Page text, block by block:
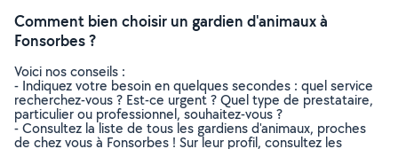
Comment bien choisir un gardien d'animaux à
Fonsorbes ?
Voici nos conseils :
- Indiquez votre besoin en quelques secondes : quel service
recherchez-vous ? Est-ce urgent ? Quel type de prestataire,
particulier ou professionnel, souhaitez-vous ?
- Consultez la liste de tous les gardiens d'animaux, proches
de chez vous à Fonsorbes ! Sur leur profil, consultez les